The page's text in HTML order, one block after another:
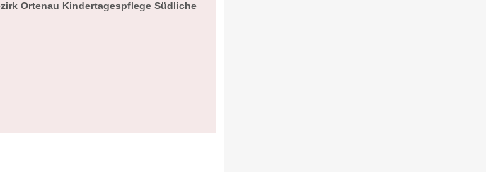
Ortenau Kindertagespflege Südliche